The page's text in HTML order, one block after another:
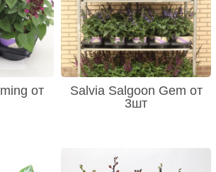
от
Salvia Salgoon Gem от
3шт